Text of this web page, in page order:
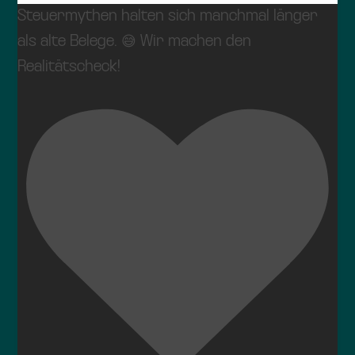
Steuermythen halten sich manchmal länger
als alte Belege. 😅 Wir machen den
Realitätscheck!